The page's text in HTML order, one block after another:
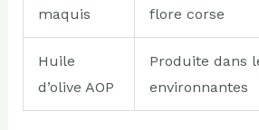
maquis
flore corse
Huile
d’olive AOP
Produite dans
environnantes